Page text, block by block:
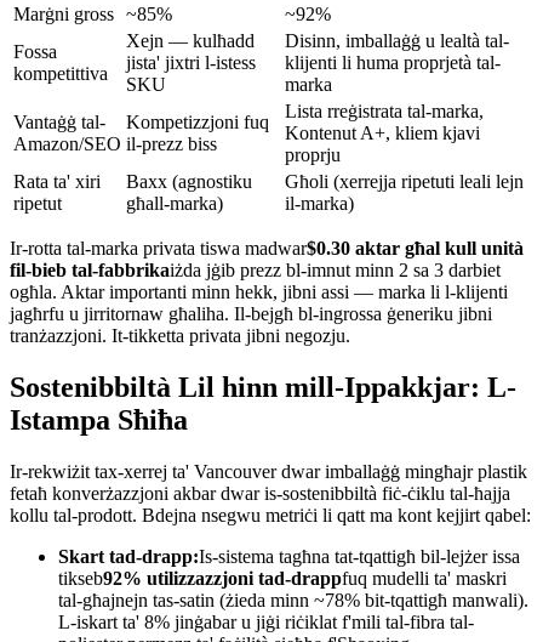
Marġni gross ~85%
~92%
Fossa
kompetittiva
Xejn — kulħadd
jista' jixtri l-istess
SKU
Disinn, imballaġġ u lealtà tal-
klijenti li huma proprjetà tal-
marka
Vantaġġ tal-
Amazon/SEO
Kompetizzjoni fuq
il-prezz biss
Lista rreġistrata tal-marka,
Kontenut A+, kliem kjavi
proprju
Rata ta' xiri
ripetut
Baxx (agnostiku
għall-marka)
Għoli (xerrejja ripetuti leali lejn
il-marka)
Ir-rotta tal-marka privata tiswa madwar$0.30 aktar għal kull unità
fil-bieb tal-fabbrikaiżda jġib prezz bl-imnut minn 2 sa 3 darbiet
ogħla. Aktar importanti minn hekk, jibni assi — marka li l-klijenti
jagħrfu u jirritornaw għaliha. Il-bejgħ bl-ingrossa ġeneriku jibni
tranżazzjoni. It-tikketta privata jibni negozju.
Sostenibbiltà Lil hinn mill-Ippakkjar: L-
Istampa Sħiħa
Ir-rekwiżit tax-xerrej ta' Vancouver dwar imballaġġ mingħajr plastik
fetaħ konverżazzjoni akbar dwar is-sostenibbiltà fiċ-ċiklu tal-ħajja
kollu tal-prodott. Bdejna nsegwu metriċi li qatt ma kont kejjirt qabel:
Skart tad-drapp:Is-sistema tagħna tat-tqattigħ bil-lejżer issa
tikseb92% utilizzazzjoni tad-drappfuq mudelli ta' maskri
tal-għajnejn tas-satin (żieda minn ~78% bit-tqattigħ manwali).
L-iskart ta' 8% jinġabar u jiġi riċiklat f'mili tal-fibra tal-